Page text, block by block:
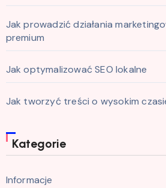
Jak prowadzić działania
premium
Jak optymalizować SEO lokalne
Jak tworzyć treści o wysokim
Kategorie
Informacje